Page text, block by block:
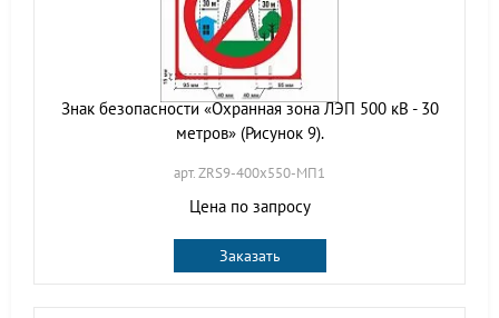
Знак безопасности «Охранная зона ЛЭП 500 кВ - 30
метров» (Рисунок 9).
арт. ZRS9-400х550-МП1
Цена по запросу
Заказать